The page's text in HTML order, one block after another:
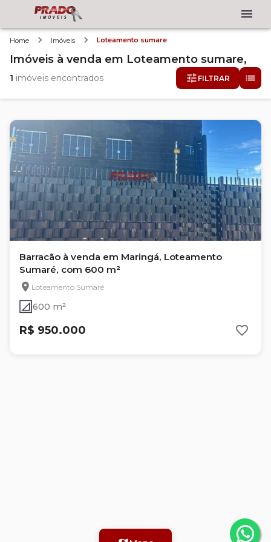
Home Imóveis Loteamento sumare
Imóveis à venda em Loteamento sumare,
1 imóveis encontrados FILTRAR
Barracão à venda em Maringá, Loteamento
Sumaré, com 600 m²
Loteamento Sumaré
600 m²
R$ 950.000